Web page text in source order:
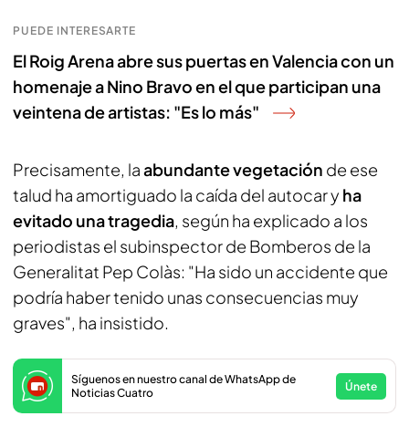
PUEDE INTERESARTE
El Roig Arena abre sus puertas en Valencia con un
homenaje a Nino Bravo en el que participan una
veintena de artistas: "Es lo más"
Precisamente, laabundante vegetación de ese
talud ha amortiguado la caída del autocar y ha
evitado una tragedia, según ha explicado a los
periodistas el subinspector de Bomberos de la
Generalitat Pep Colàs: "Ha sido un accidente que
podría haber tenido unas consecuencias muy
graves", ha insistido.
Síguenos en nuestro canal de WhatsApp de
Noticias Cuatro
Únete